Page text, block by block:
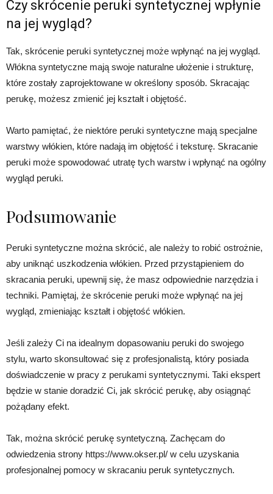
Czy skrócenie peruki syntetycznej wpłynie
na jej wygląd?
Tak, skrócenie peruki syntetycznej może wpłynąć na jej wygląd.
Włókna syntetyczne mają swoje naturalne ułożenie i strukturę,
które zostały zaprojektowane w określony sposób. Skracając
perukę, możesz zmienić jej kształt i objętość.
Warto pamiętać, że niektóre peruki syntetyczne mają specjalne
warstwy włókien, które nadają im objętość i teksturę. Skracanie
peruki może spowodować utratę tych warstw i wpłynąć na ogólny
wygląd peruki.
Podsumowanie
Peruki syntetyczne można skrócić, ale należy to robić ostrożnie,
aby uniknąć uszkodzenia włókien. Przed przystąpieniem do
skracania peruki, upewnij się, że masz odpowiednie narzędzia i
techniki. Pamiętaj, że skrócenie peruki może wpłynąć na jej
wygląd, zmieniając kształt i objętość włókien.
Jeśli zależy Ci na idealnym dopasowaniu peruki do swojego
stylu, warto skonsultować się z profesjonalistą, który posiada
doświadczenie w pracy z perukami syntetycznymi. Taki ekspert
będzie w stanie doradzić Ci, jak skrócić perukę, aby osiągnąć
pożądany efekt.
Tak, można skrócić perukę syntetyczną. Zachęcam do
odwiedzenia strony https://www.okser.pl/ w celu uzyskania
profesjonalnej pomocy w skracaniu peruk syntetycznych.